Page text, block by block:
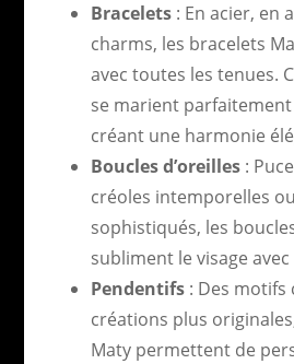
Bracelets: En acier, en
charms, les bracelets
avec toutes les tenues.
se marient
créant une harmonie
Boucles d’oreilles:
créoles intemporelles
sophistiqués, les
subliment le visage
Pendentifs: Des motifs
créations plus
Maty permettent de